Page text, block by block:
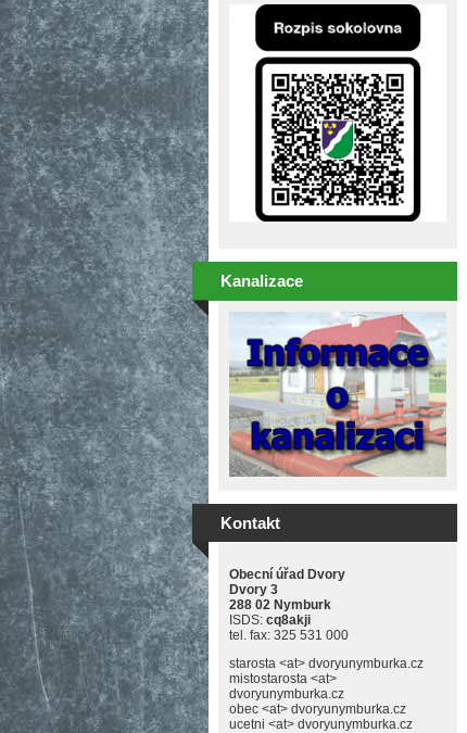
Kanalizace
Kontakt
Obecní úřad Dvory
Dvory 3
288 02 Nymburk
ISDS: cq8akji
tel. fax: 325 531 000
starosta <at> dvoryunymburka.cz
mistostarosta <at>
dvoryunymburka.cz
obec <at> dvoryunymburka.cz
ucetni <at> dvoryunymburka.cz